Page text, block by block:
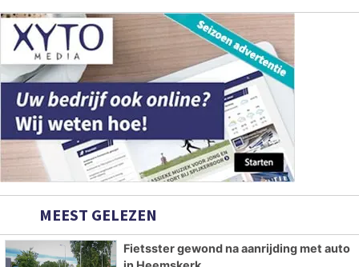
MEEST GELEZEN
Fietsster gewond na aanrijding met auto